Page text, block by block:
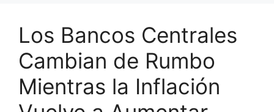
Los Bancos Centrales
Cambian de Rumbo
Mientras la Inflación